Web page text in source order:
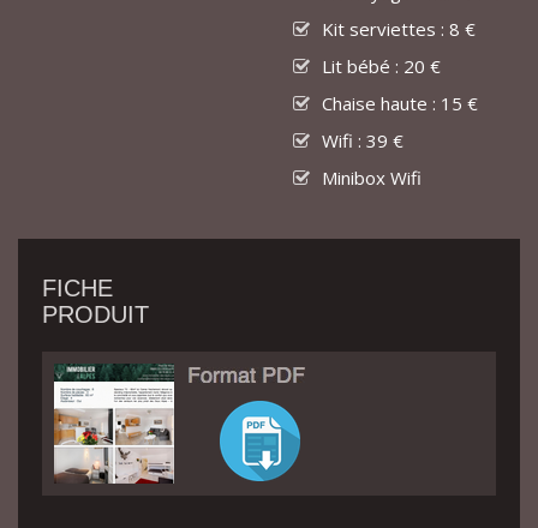
Kit serviettes : 8 €
Lit bébé : 20 €
Chaise haute : 15 €
Wifi : 39 €
Minibox Wifi
FICHE
PRODUIT